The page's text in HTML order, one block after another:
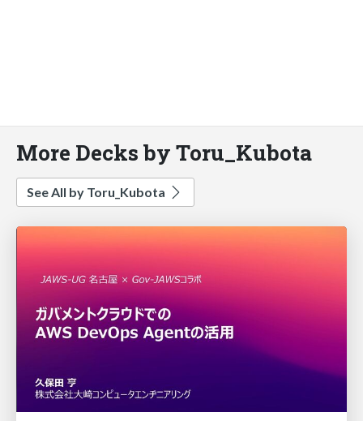
More Decks by Toru_Kubota
See All by Toru_Kubota